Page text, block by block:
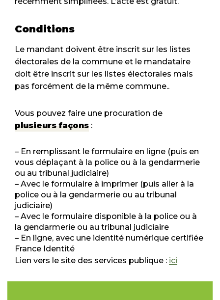
Conditions
Le mandant doivent être inscrit sur les listes
électorales de la commune et le mandataire
doit être inscrit sur les listes électorales mais
pas forcément de la même commune..
Vous pouvez faire une procuration de
plusieurs façons :
– En remplissant le formulaire en ligne (puis en
vous déplaçant à la police ou à la gendarmerie
ou au tribunal judiciaire)
– Avec le formulaire à imprimer (puis aller à la
police ou à la gendarmerie ou au tribunal
judiciaire)
– Avec le formulaire disponible à la police ou à
la gendarmerie ou au tribunal judiciaire
– En ligne, avec une identité numérique certifiée
France Identité
Lien vers le site des services publique : ici